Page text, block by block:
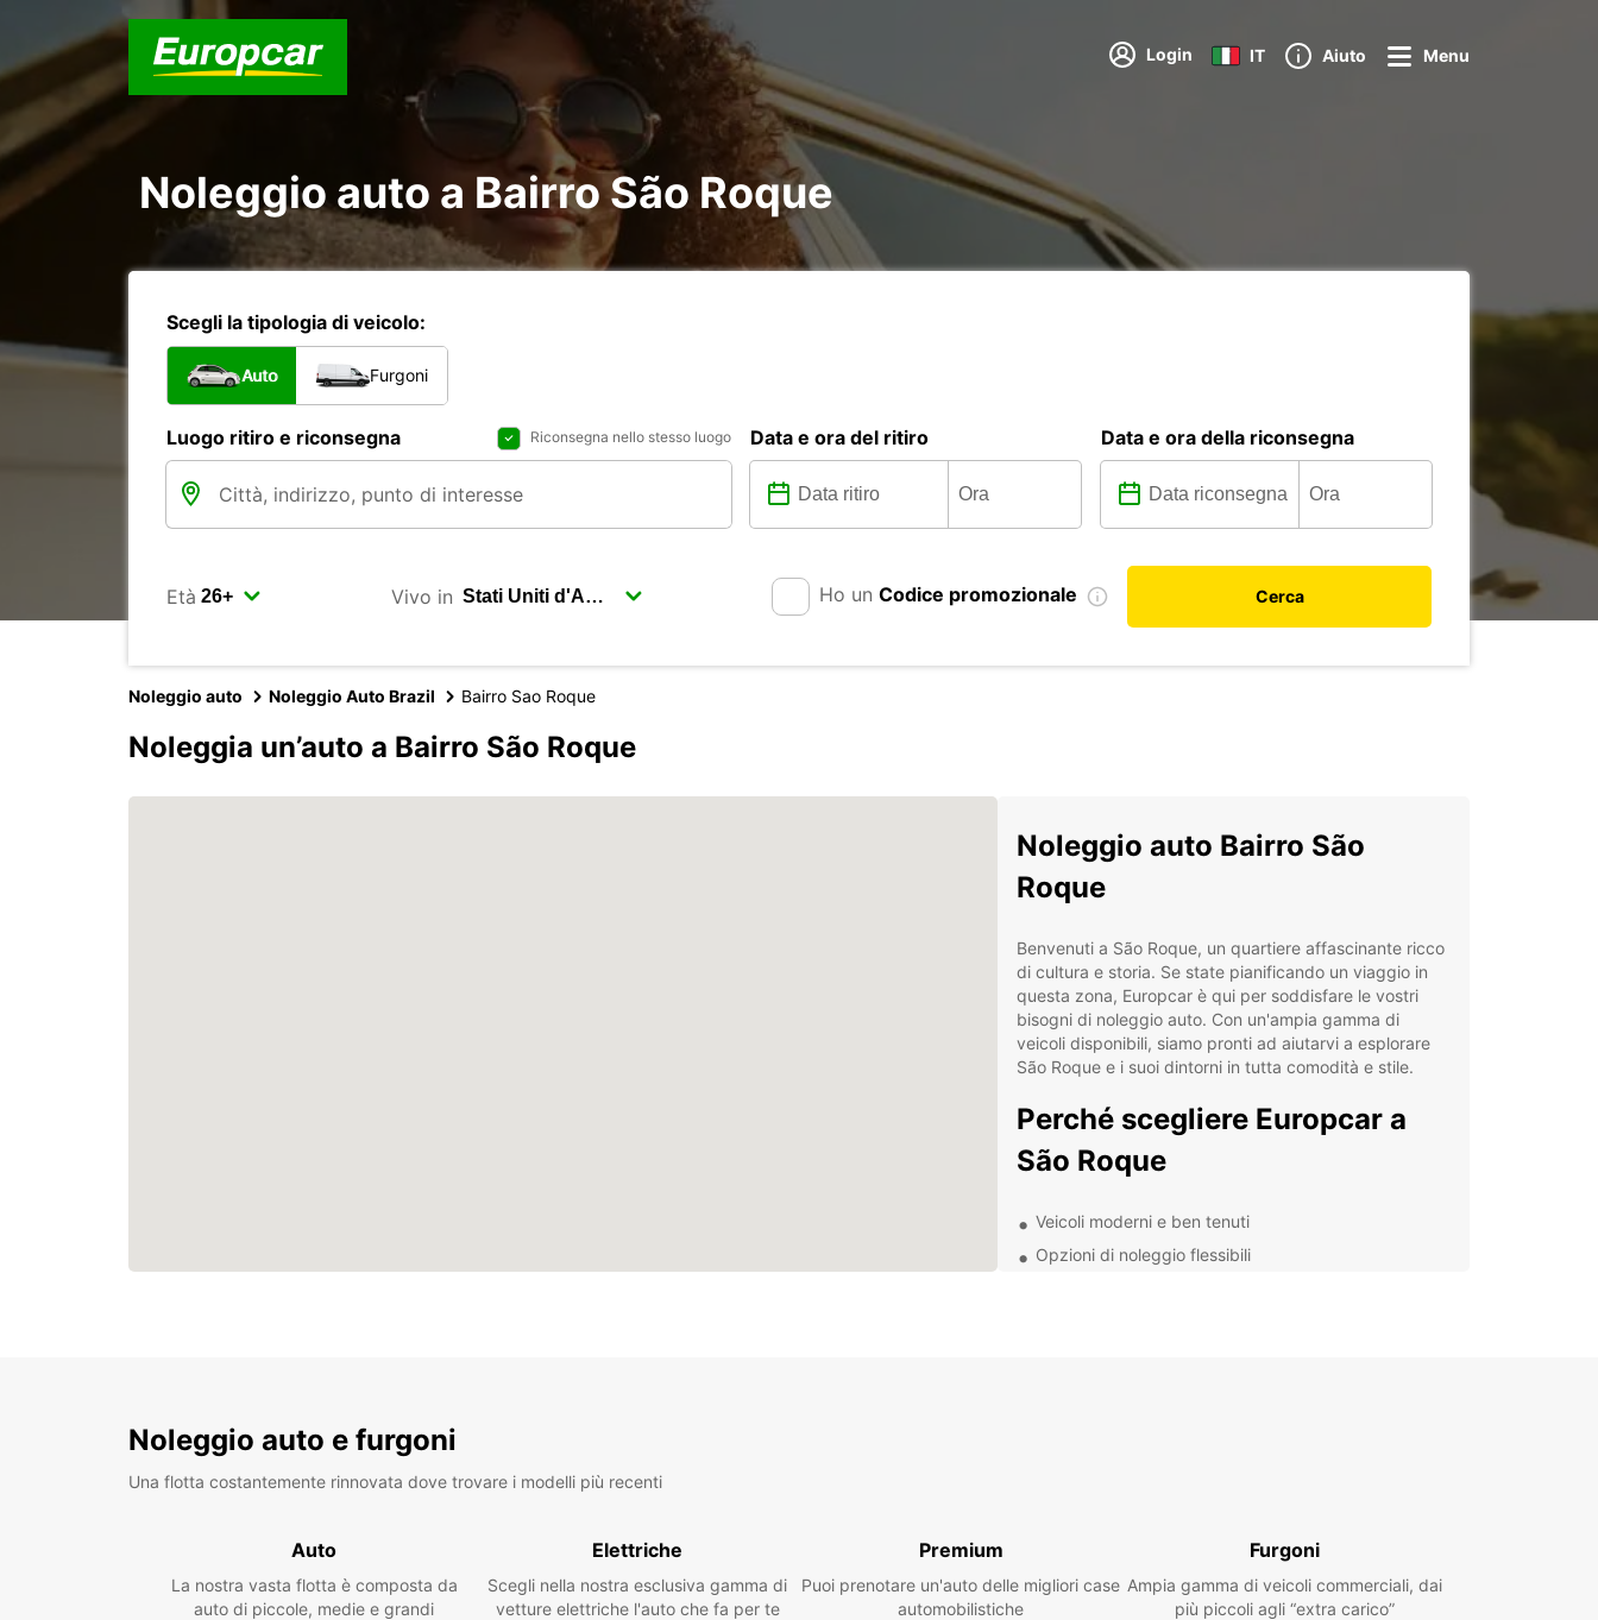
Login IT Aiuto Menu
Noleggio auto a Bairro São Roque
Scegli la tipologia di veicolo:
Auto Furgoni
Luogo ritiro e riconsegna Riconsegna nello stesso luogo Data e ora del ritiro Data e ora della riconsegna
Età Vivo in Ho un Codice promozionale Cerca
Noleggio auto Noleggio Auto Brazil Bairro Sao Roque
Noleggia un’auto a Bairro São Roque
Noleggio auto Bairro São
Roque
Benvenuti a São Roque, un quartiere affascinante ricco
di cultura e storia. Se state pianificando un viaggio in
questa zona, Europcar è qui per soddisfare le vostri
bisogni di noleggio auto. Con un'ampia gamma di
veicoli disponibili, siamo pronti ad aiutarvi a esplorare
São Roque e i suoi dintorni in tutta comodità e stile.
Perché scegliere Europcar a
São Roque
Veicoli moderni e ben tenuti
Opzioni di noleggio flessibili
Grazie alla nostra presenza locale e alla nostra vasta
Noleggio auto e furgoni
Una flotta costantemente rinnovata dove trovare i modelli più recenti
Auto
La nostra vasta flotta è composta da
auto di piccole, medie e grandi
Elettriche
Scegli nella nostra esclusiva gamma di
vetture elettriche l'auto che fa per te
Premium
Puoi prenotare un'auto delle migliori case
automobilistiche
Furgoni
Ampia gamma di veicoli commerciali, dai
più piccoli agli “extra carico”